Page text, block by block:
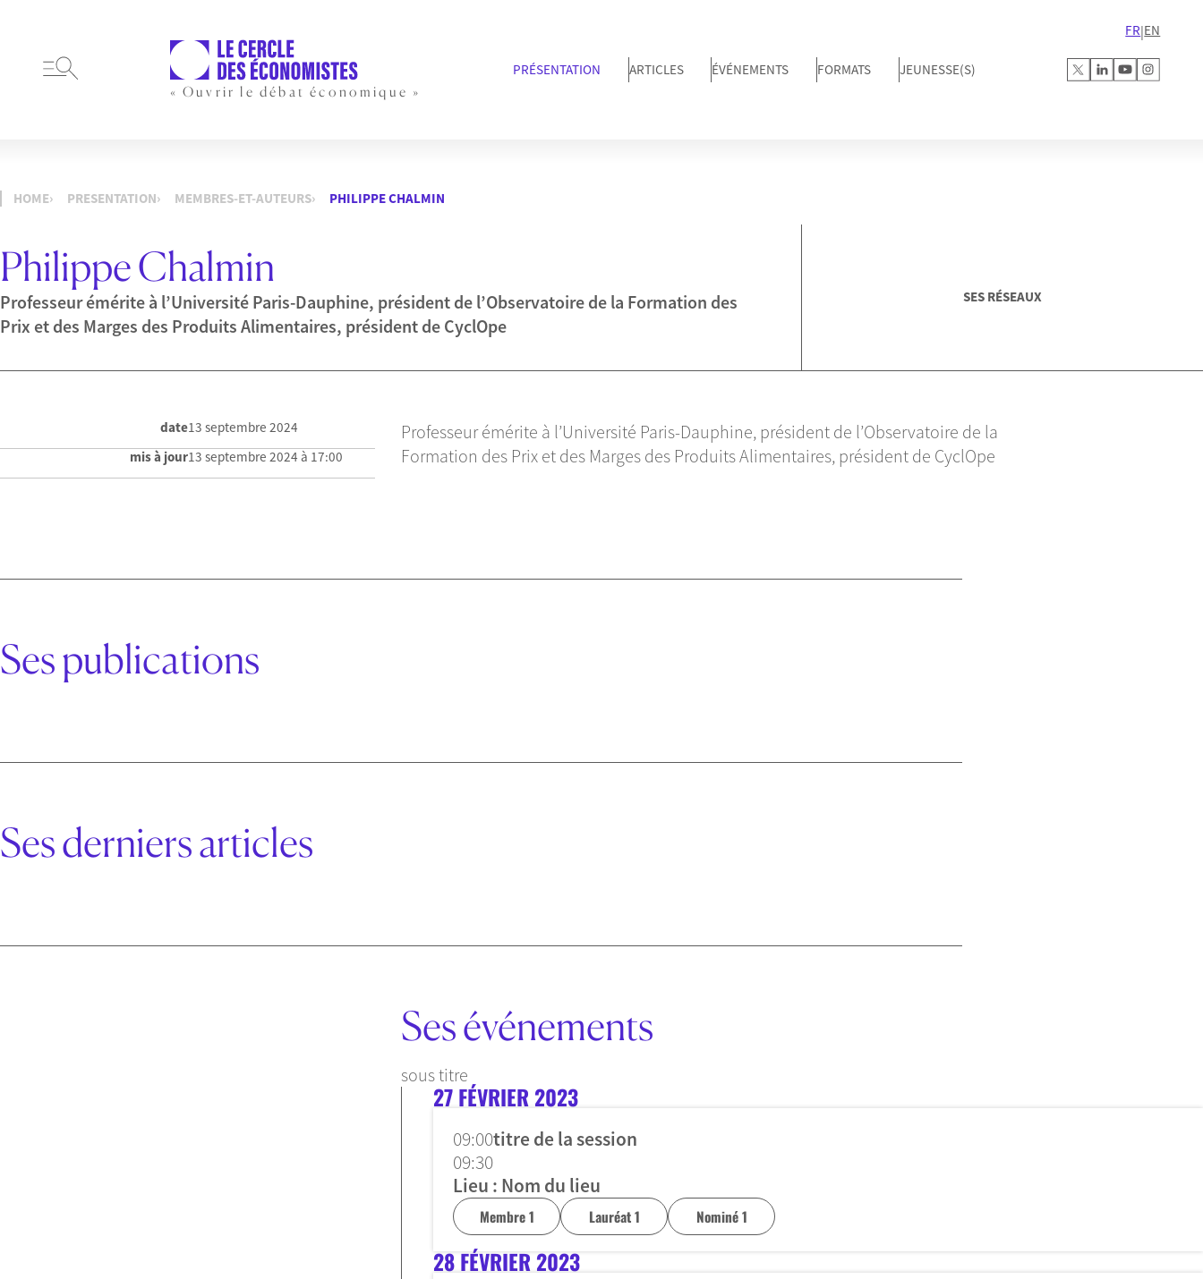
« Ouvrir le débat économique »
PRÉSENTATION ARTICLES ÉVÉNEMENTS FORMATS JEUNESSE(S)
FR|EN
HOME PRESENTATION MEMBRES-ET-AUTEURS PHILIPPE CHALMIN
Philippe Chalmin
Professeur émérite à l’Université Paris-Dauphine, président de l’Observatoire de la Formation des
Prix et des Marges des Produits Alimentaires, président de CyclOpe
SES RÉSEAUX
date13 septembre 2024
mis à jour13 septembre 2024 à 17:00
Professeur émérite à l’Université Paris-Dauphine, président de l’Observatoire de la
Formation des Prix et des Marges des Produits Alimentaires, président de CyclOpe
Ses publications
Ses derniers articles
Ses événements
sous titre
27 FÉVRIER 2023
09:00
09:30
titre de la session
Lieu : Nom du lieu
Membre 1 Lauréat 1 Nominé 1
28 FÉVRIER 2023